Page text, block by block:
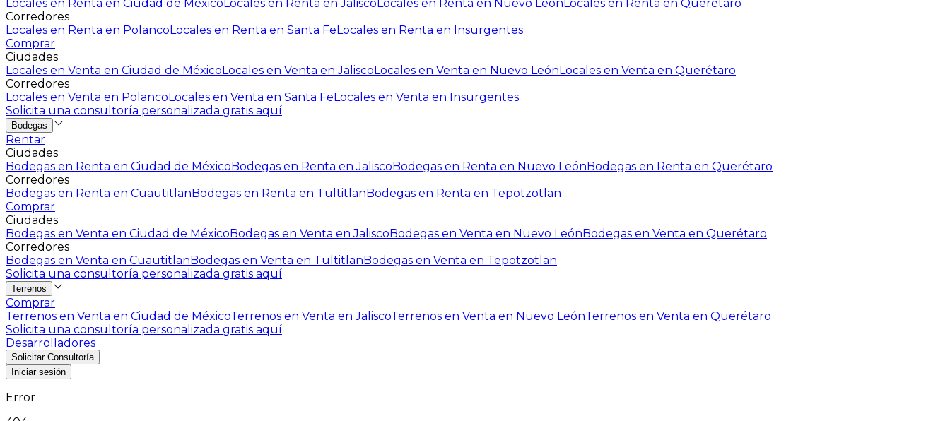
Locales en Renta en Ciudad de MéxicoLocales en Renta en JaliscoLocales en Renta en Nuevo LeónLocales en Renta en Querétaro
Corredores
Locales en Renta en PolancoLocales en Renta en Santa FeLocales en Renta en Insurgentes
Comprar
Ciudades
Locales en Venta en Ciudad de MéxicoLocales en Venta en JaliscoLocales en Venta en Nuevo LeónLocales en Venta en Querétaro
Corredores
Locales en Venta en PolancoLocales en Venta en Santa FeLocales en Venta en Insurgentes
Solicita una consultoría personalizada gratis aquí
Bodegas
Rentar
Ciudades
Bodegas en Renta en Ciudad de MéxicoBodegas en Renta en JaliscoBodegas en Renta en Nuevo LeónBodegas en Renta en Querétaro
Corredores
Bodegas en Renta en CuautitlanBodegas en Renta en TultitlanBodegas en Renta en Tepotzotlan
Comprar
Ciudades
Bodegas en Venta en Ciudad de MéxicoBodegas en Venta en JaliscoBodegas en Venta en Nuevo LeónBodegas en Venta en Querétaro
Corredores
Bodegas en Venta en CuautitlanBodegas en Venta en TultitlanBodegas en Venta en Tepotzotlan
Solicita una consultoría personalizada gratis aquí
Terrenos
Comprar
Terrenos en Venta en Ciudad de MéxicoTerrenos en Venta en JaliscoTerrenos en Venta en Nuevo LeónTerrenos en Venta en Querétaro
Solicita una consultoría personalizada gratis aquí
Desarrolladores
Solicitar Consultoría
Iniciar sesión
Error